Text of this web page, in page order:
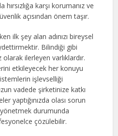
hırsızlığa karşı korumanız ve
açısından önem taşır.
ilk şey alan adınızı bireysel
Bilindiği gibi
ilerleyen varlıklardır.
etkileyecek her konuyu
işlevselliği
vadede şirketinize katkı
yaptığınızda olası sorun
durumunda
çözülebilir.